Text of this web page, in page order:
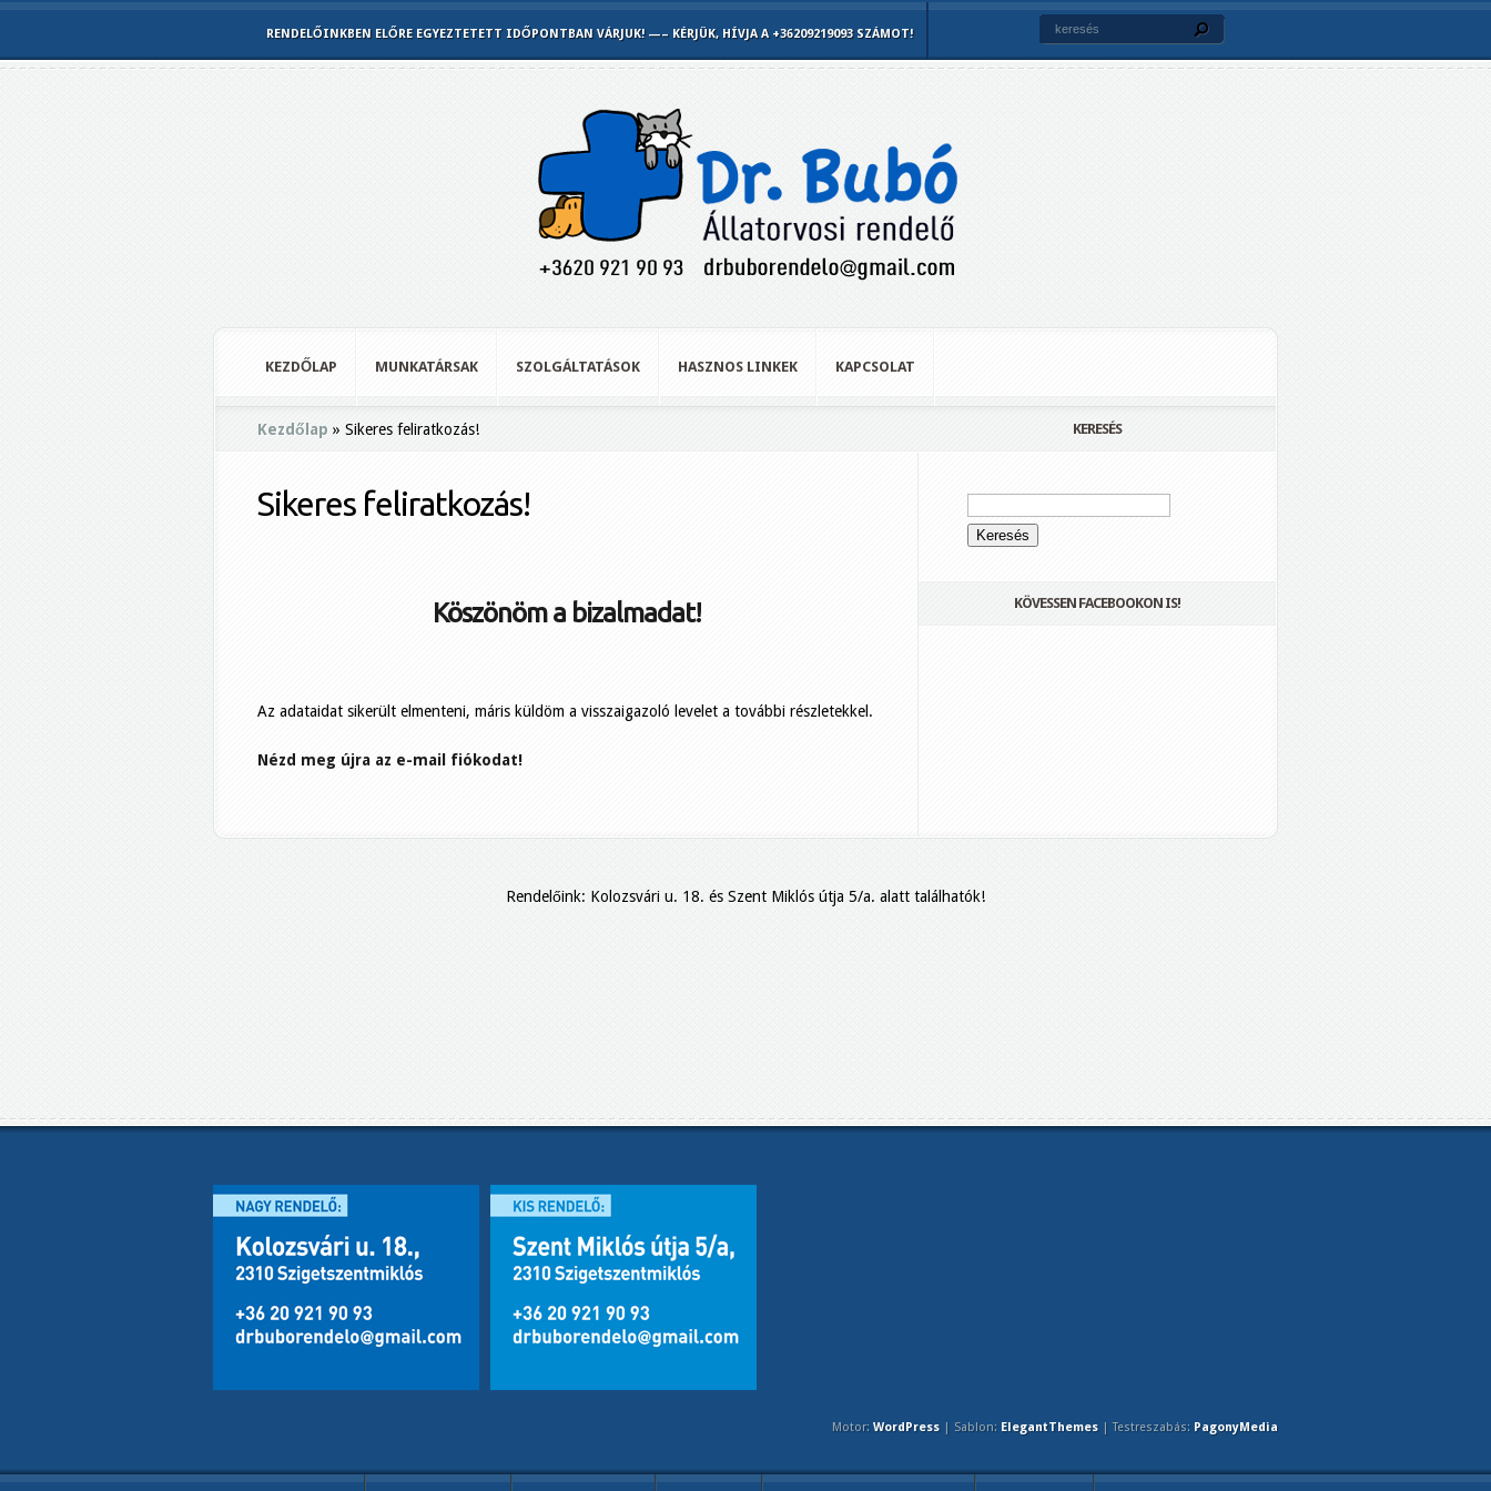
RENDELŐINKBEN ELŐRE EGYEZTETETT IDŐPONTBAN VÁRJUK! —– KÉRJÜK, HÍVJA A +36209219093 SZÁMOT!
KEZDŐLAP MUNKATÁRSAK SZOLGÁLTATÁSOK HASZNOS LINKEK KAPCSOLAT
Kezdőlap » Sikeres feliratkozás!
Sikeres feliratkozás!
Köszönöm a bizalmadat!
Az adataidat sikerült elmenteni, máris küldöm a visszaigazoló levelet a további részletekkel.
Nézd meg újra az e-mail fiókodat!
KERESÉS
KÖVESSEN FACEBOOKON IS!
Rendelőink: Kolozsvári u. 18. és Szent Miklós útja 5/a. alatt találhatók!
Motor: WordPress | Sablon: ElegantThemes | Testreszabás: PagonyMedia